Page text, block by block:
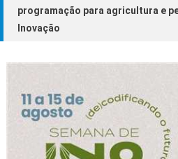
programação para agricultura e
Inovação